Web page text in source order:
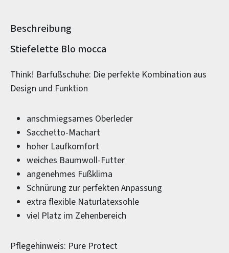
Beschreibung
Produktinformationen
Stiefelette Blo mocca
Think! Barfußschuhe: Die perfekte Kombination aus
Design und Funktion
anschmiegsames Oberleder
Sacchetto-Machart
hoher Laufkomfort
weiches Baumwoll-Futter
angenehmes Fußklima
Schnürung zur perfekten Anpassung
extra flexible Naturlatexsohle
viel Platz im Zehenbereich
Pflegehinweis: Pure Protect